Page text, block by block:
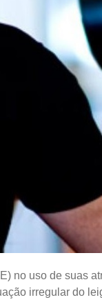
no uso de suas
irregular do